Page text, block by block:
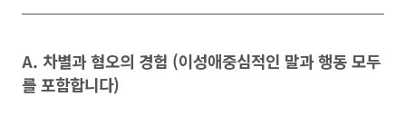
A. 차별과 혐오의 경험 (이성애중심적인 말과 행동 모두
를 포함합니다)